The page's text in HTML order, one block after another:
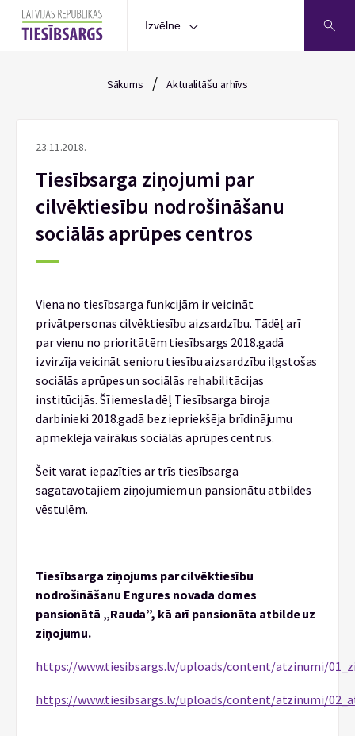
Izvēlne
Sākums / Aktualitāšu arhīvs
23.11.2018.
Tiesībsarga ziņojumi par
cilvēktiesību nodrošināšanu
sociālās aprūpes centros
Viena no tiesībsarga funkcijām ir veicināt
privātpersonas cilvēktiesību aizsardzību. Tādēļ arī
par vienu no prioritātēm tiesībsargs 2018.gadā
izvirzīja veicināt senioru tiesību aizsardzību ilgstošas
sociālās aprūpes un sociālās rehabilitācijas
institūcijās. Šī iemesla dēļ Tiesībsarga biroja
darbinieki 2018.gadā bez iepriekšēja brīdinājumu
apmeklēja vairākus sociālās aprūpes centrus.
Šeit varat iepazīties ar trīs tiesībsarga
sagatavotajiem ziņojumiem un pansionātu atbildes
vēstulēm.
Tiesībsarga ziņojums par cilvēktiesību
nodrošināšanu Engures novada domes
pansionātā „Rauda”, kā arī pansionāta atbilde uz
ziņojumu.
https://www.tiesibsargs.lv/uploads/content/atzinumi/
https://www.tiesibsargs.lv/uploads/content/atzinumi/